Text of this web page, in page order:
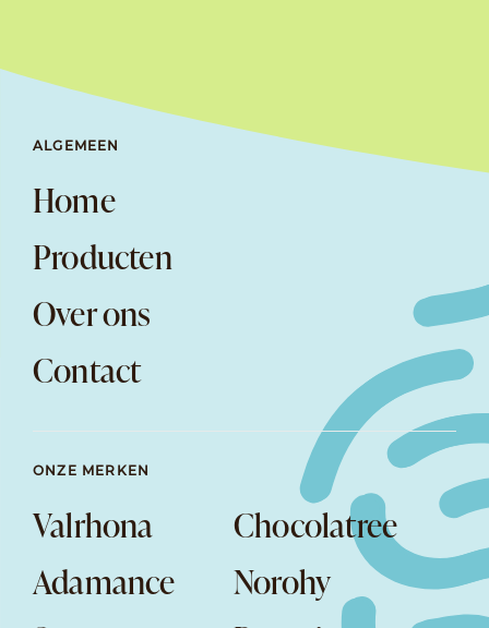
ALGEMEEN
Home
Producten
Over ons
Contact
ONZE MERKEN
Valrhona
Chocolatree
Adamance
Norohy